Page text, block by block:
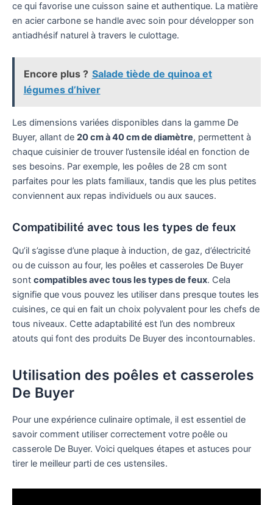
ce qui favorise une cuisson saine et authentique. La matière
en acier carbone se handle avec soin pour développer son
antiadhésif naturel à travers le culottage.
Encore plus ? Salade tiède de quinoa et
légumes d’hiver
Les dimensions variées disponibles dans la gamme De
Buyer, allant de 20 cm à 40 cm de diamètre, permettent à
chaque cuisinier de trouver l’ustensile idéal en fonction de
ses besoins. Par exemple, les poêles de 28 cm sont
parfaites pour les plats familiaux, tandis que les plus petites
conviennent aux repas individuels ou aux sauces.
Compatibilité avec tous les types de feux
Qu’il s’agisse d’une plaque à induction, de gaz, d’électricité
ou de cuisson au four, les poêles et casseroles De Buyer
sont compatibles avec tous les types de feux. Cela
signifie que vous pouvez les utiliser dans presque toutes les
cuisines, ce qui en fait un choix polyvalent pour les chefs de
tous niveaux. Cette adaptabilité est l’un des nombreux
atouts qui font des produits De Buyer des incontournables.
Utilisation des poêles et casseroles
De Buyer
Pour une expérience culinaire optimale, il est essentiel de
savoir comment utiliser correctement votre poêle ou
casserole De Buyer. Voici quelques étapes et astuces pour
tirer le meilleur parti de ces ustensiles.